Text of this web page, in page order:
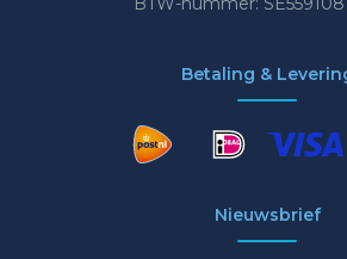
Betaling &
Nieuwsbrief